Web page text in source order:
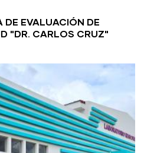
DE EVALUACIÓN DE
"DR. CARLOS CRUZ"